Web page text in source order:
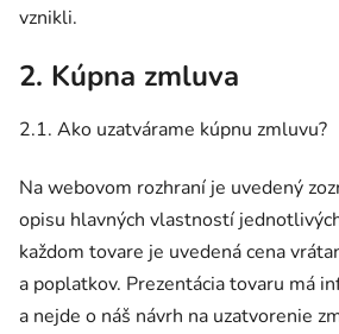
vznikli.
2. Kúpna zmluva
2.1. Ako uzatvárame kúpnu zmluvu?
Na webovom rozhraní je uvedený
opisu hlavných vlastností
každom tovare je uvedená cena
a poplatkov. Prezentácia tovaru má
a nejde o náš návrh na uzatvorenie